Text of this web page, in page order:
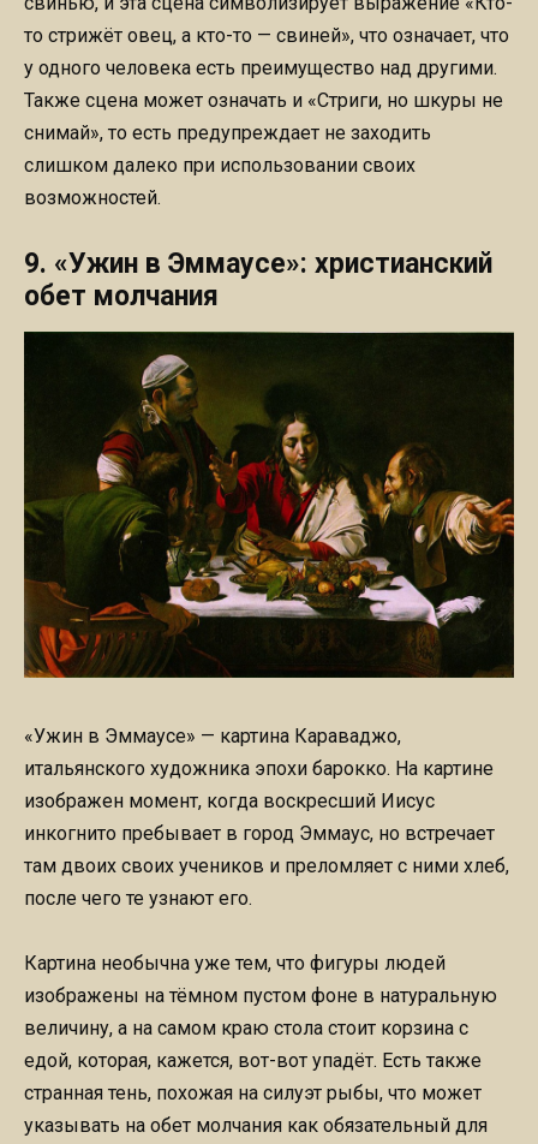
то стрижёт овец, а кто-то — свиней», что означает, что
у одного человека есть преимущество над другими.
Также сцена может означать и «Стриги, но шкуры не
снимай», то есть предупреждает не заходить
слишком далеко при использовании своих
возможностей.
9. «Ужин в Эммаусе»: христианский
обет молчания
«Ужин в Эммаусе» — картина Караваджо,
итальянского художника эпохи барокко. На картине
изображен момент, когда воскресший Иисус
инкогнито пребывает в город Эммаус, но встречает
там двоих своих учеников и преломляет с ними хлеб,
после чего те узнают его.
Картина необычна уже тем, что фигуры людей
изображены на тёмном пустом фоне в натуральную
величину, а на самом краю стола стоит корзина с
едой, которая, кажется, вот-вот упадёт. Есть также
странная тень, похожая на силуэт рыбы, что может
указывать на обет молчания как обязательный для